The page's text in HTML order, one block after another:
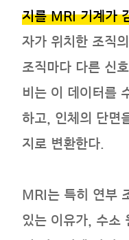
지를 MRI 기계가
자가 위치한 조직
조직마다 다른 신
비는 이 데이터를
하고, 인체의 단면
지로 변환한다.
MRI는 특히 연부
있는 이유가, 수소